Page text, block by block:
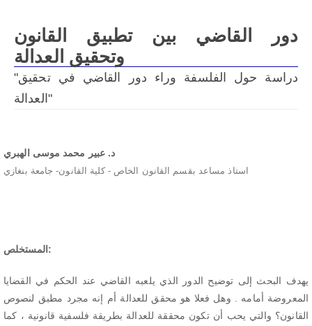
دور القاضي بين تطبيق القانون
وتحقيق العدالة
"دراسة حول الفلسفة وراء دور القاضي في تحقيق
العدالة"
د. عبير محمد موسى الهبري
استاذ مساعد بقسم القانون الخاص - كلية القانون- جامعة بنغازي
المستخلص:
يهدف البحث إلى توضيح الدور الذي يلعبه القاضي عند الحكم في القضايا
المعروضة أمامه . وهل فعلا هو محقق للعدالة أم إنه مجرد مطبق لنصوص
القانون؟ والتي يحب أن تكون محققة للعدالة بطريقة فلسفية قانونية ، كما